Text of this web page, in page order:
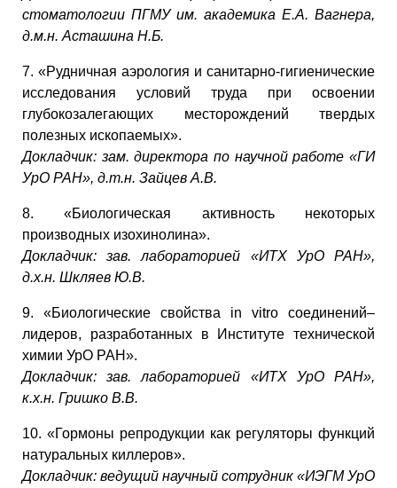
стоматологии ПГМУ им. академика Е.А. Вагнера,
д.м.н. Асташина Н.Б.
7. «Рудничная аэрология и санитарно-гигиенические
исследования условий труда при освоении
глубокозалегающих месторождений твердых
полезных ископаемых».
Докладчик: зам. директора по научной работе «ГИ
УрО РАН», д.т.н. Зайцев А.В.
8. «Биологическая активность некоторых
производных изохинолина».
Докладчик: зав. лабораторией «ИТХ УрО РАН»,
д.х.н. Шкляев Ю.В.
9. «Биологические свойства in vitro соединений–
лидеров, разработанных в Институте технической
химии УрО РАН».
Докладчик: зав. лабораторией «ИТХ УрО РАН»,
к.х.н. Гришко В.В.
10. «Гормоны репродукции как регуляторы функций
натуральных киллеров».
Докладчик: ведущий научный сотрудник «ИЭГМ УрО